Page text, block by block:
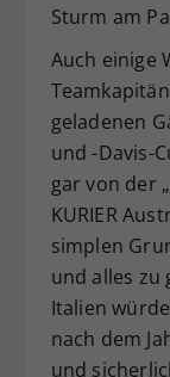
Sturm am
Auch einige
geladenen
und -Davis-
gar von der
KURIER
simplen
und alles zu
Italien
nach dem
und